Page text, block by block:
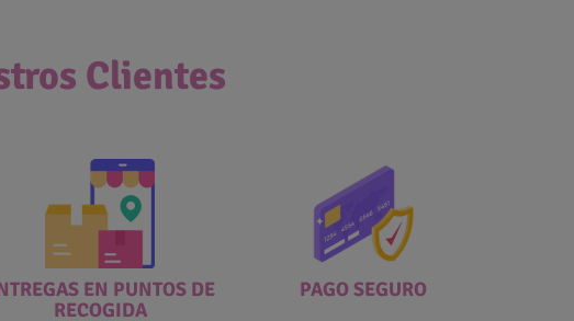
Clientes
EN PUNTOS DE
RECOGIDA
PAGO SEGURO